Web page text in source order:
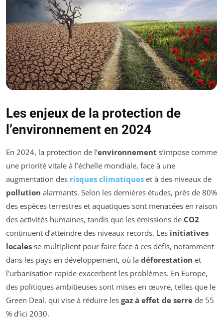
Les enjeux de la protection de
l’environnement en 2024
En 2024, la protection de l’environnement s’impose comme
une priorité vitale à l’échelle mondiale, face à une
augmentation des risques climatiques et à des niveaux de
pollution alarmants. Selon les dernières études, près de 80%
des espèces terrestres et aquatiques sont menacées en raison
des activités humaines, tandis que les émissions de CO2
continuent d’atteindre des niveaux records. Les initiatives
locales se multiplient pour faire face à ces défis, notamment
dans les pays en développement, où la déforestation et
l’urbanisation rapide exacerbent les problèmes. En Europe,
des politiques ambitieuses sont mises en œuvre, telles que le
Green Deal, qui vise à réduire les gaz à effet de serre de 55
% d’ici 2030.